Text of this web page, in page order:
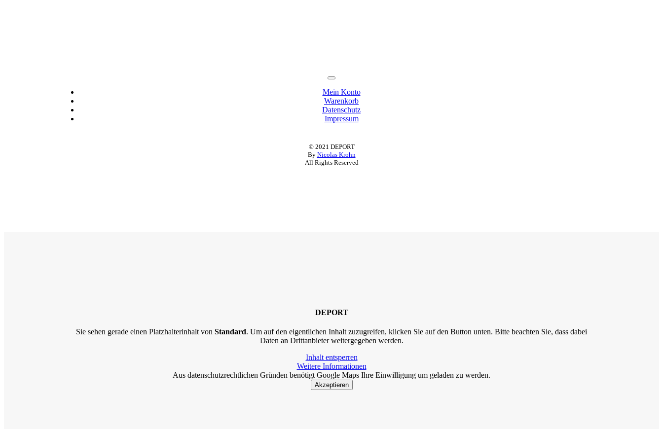
Toggle
Navigation
Mein Konto
Warenkorb
Datenschutz
Impressum
© 2021 DEPORT
By Nicolas Krohn
All Rights Reserved
DEPORT
Sie sehen gerade einen Platzhalterinhalt von Standard. Um auf den eigentlichen Inhalt zuzugreifen, klicken Sie auf den Button unten. Bitte beachten Sie, dass dabei
Daten an Drittanbieter weitergegeben werden.
Inhalt entsperren
Weitere Informationen
Aus datenschutzrechtlichen Gründen benötigt Google Maps Ihre Einwilligung um geladen zu werden.
Akzeptieren